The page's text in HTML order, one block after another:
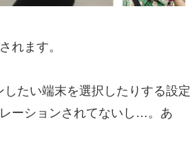
れます。
たい端末を選択したりする設定
ーションされてないし…。あ